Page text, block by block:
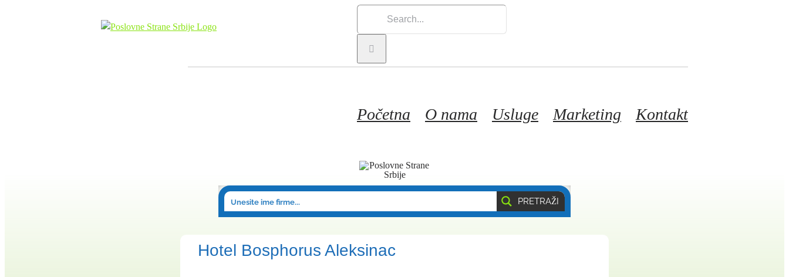
Search
Početna O nama Usluge Marketing Kontakt
PRETRAŽI
Hotel Bosphorus Aleksinac